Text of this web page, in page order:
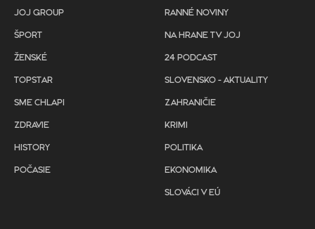
JOJ GROUP
ŠPORT
ŽENSKÉ
TOPSTAR
SME CHLAPI
ZDRAVIE
HISTORY
POČASIE
RANNÉ NOVINY
NA HRANE TV JOJ
24 PODCAST
SLOVENSKO - AKTUALITY
ZAHRANIČIE
KRIMI
POLITIKA
EKONOMIKA
SLOVÁCI V EÚ